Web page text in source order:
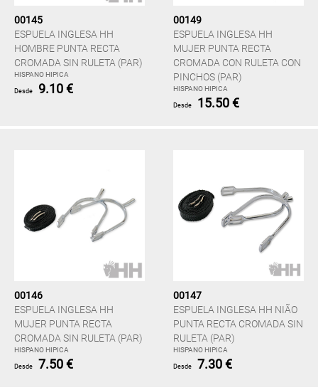
00145
ESPUELA INGLESA HH
HOMBRE PUNTA RECTA
CROMADA SIN RULETA (PAR)
HISPANO HIPICA
Desde 9.10 €
00149
ESPUELA INGLESA HH
MUJER PUNTA RECTA
CROMADA CON RULETA CON
PINCHOS (PAR)
HISPANO HIPICA
Desde 15.50 €
00146
ESPUELA INGLESA HH
MUJER PUNTA RECTA
CROMADA SIN RULETA (PAR)
HISPANO HIPICA
Desde 7.50 €
00147
ESPUELA INGLESA HH NIÃO
PUNTA RECTA CROMADA SIN
RULETA (PAR)
HISPANO HIPICA
Desde 7.30 €